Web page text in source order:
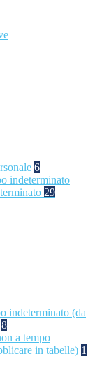
6
indeterminato
29
indeterminato (da
8
a tempo
in tabelle) 1